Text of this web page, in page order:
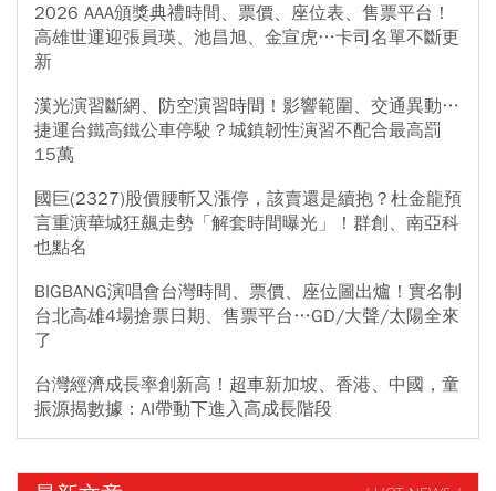
2026 AAA頒獎典禮時間、票價、座位表、售票平台！
高雄世運迎張員瑛、池昌旭、金宣虎…卡司名單不斷更
新
漢光演習斷網、防空演習時間！影響範圍、交通異動…
捷運台鐵高鐵公車停駛？城鎮韌性演習不配合最高罰
15萬
國巨(2327)股價腰斬又漲停，該賣還是續抱？杜金龍預
言重演華城狂飆走勢「解套時間曝光」！群創、南亞科
也點名
BIGBANG演唱會台灣時間、票價、座位圖出爐！實名制
台北高雄4場搶票日期、售票平台…GD/大聲/太陽全來
了
台灣經濟成長率創新高！超車新加坡、香港、中國，童
振源揭數據：AI帶動下進入高成長階段